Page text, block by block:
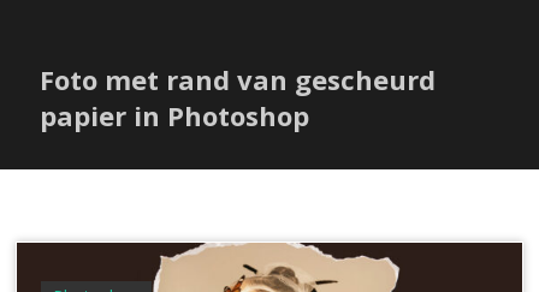
Ki
m
Foto met rand van gescheurd
papier in Photoshop